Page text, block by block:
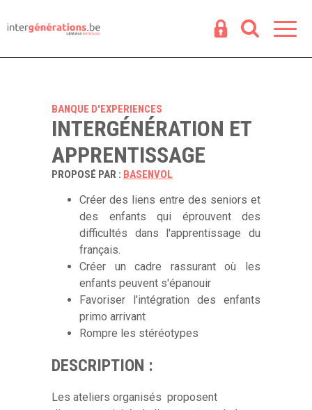
BANQUE D'EXPERIENCES
INTERGÉNÉRATION ET
APPRENTISSAGE
PROPOSÉ PAR : BASENVOL
Créer des liens entre des seniors et
des enfants qui éprouvent des
difficultés dans l'apprentissage du
français.
Créer un cadre rassurant où les
enfants peuvent s'épanouir
Favoriser l'intégration des enfants
primo arrivant
Rompre les stéréotypes
DESCRIPTION :
Les ateliers organisés proposent